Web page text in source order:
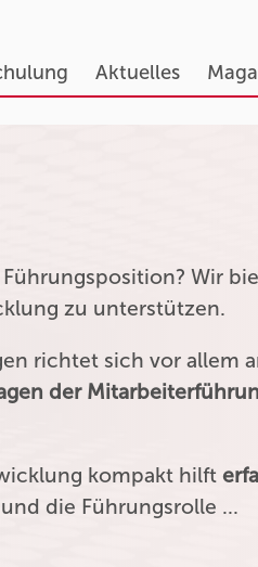
Aktuelles
Wir
zu unterstützen.
richtet sich vor allem
der
kompakt hilft
die Führungsrolle …